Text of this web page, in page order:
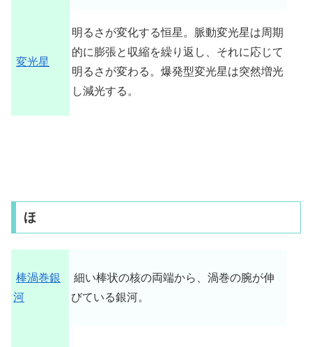
変光星
明るさが変化する恒星。脈動変光星は周期
的に膨張と収縮を繰り返し、それに応じて
明るさが変わる。爆発型変光星は突然増光
し減光する。
ほ
棒渦巻銀
河
細い棒状の核の両端から、渦巻の腕が伸
びている銀河。